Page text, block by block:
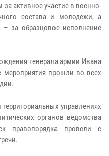
за активное участие в военно-
состава и молодежи, а
за образцовое исполнение
генерала армии Ивана
мероприятия прошли во всех
управлениях
органов ведомства
правопорядка провели с